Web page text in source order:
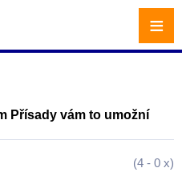
Přísady vám to umožní
(4 - 0 x)
≡